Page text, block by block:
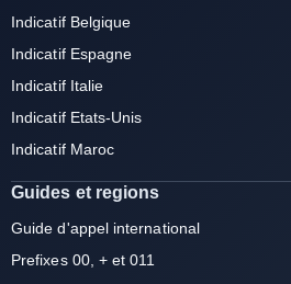
Indicatif Belgique
Indicatif Espagne
Indicatif Italie
Indicatif Etats-Unis
Indicatif Maroc
Guides et regions
Guide d'appel international
Prefixes 00, + et 011